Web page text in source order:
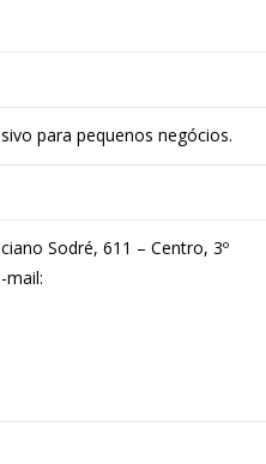
para pequenos negócios.
Sodré, 611 – Centro, 3º
mail: